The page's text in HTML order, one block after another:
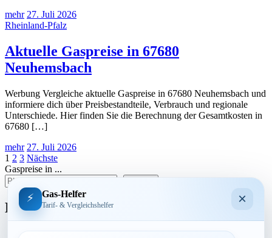
mehr 27. Juli 2026
Rheinland-Pfalz
Aktuelle Gaspreise in 67680
Neuhemsbach
Werbung Vergleiche aktuelle Gaspreise in 67680 Neuhemsbach und
informiere dich über Preisbestandteile, Verbrauch und regionale
Unterschiede. Hier finden Sie die Berechnung der Gesamtkosten in
67680 […]
mehr 27. Juli 2026
Seitennummerierung
der
Beiträge
1 2 3 Nächste
Gaspreise in ...
Bundesland
⚡ Gas-Helfer
Tarif- & Vergleichshelfer ×